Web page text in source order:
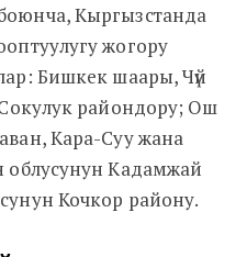
Кыргызстанда
жогору
Бишкек шаары, Чүй
Сокулук райондору; Ош
Кара-Суу жана
облусунун Кадамжай
Кочкор району.